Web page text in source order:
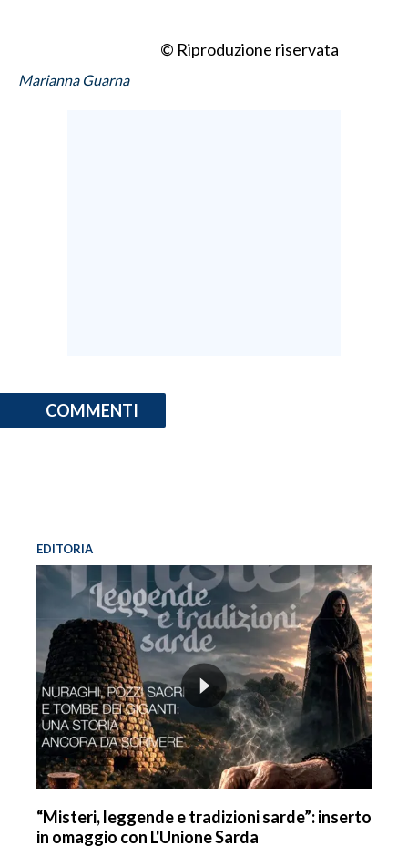
© Riproduzione riservata
Marianna Guarna
COMMENTI
EDITORIA
“Misteri, leggende e tradizioni sarde”: inserto
in omaggio con L'Unione Sarda